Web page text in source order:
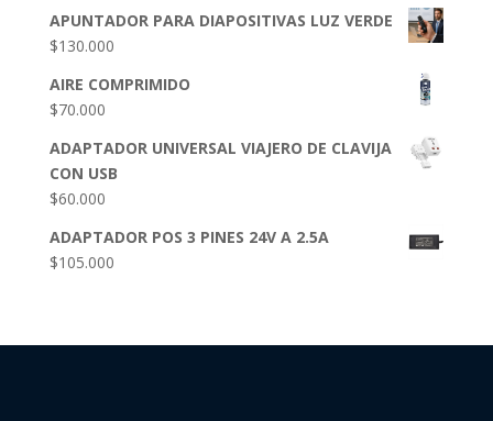
APUNTADOR PARA DIAPOSITIVAS LUZ VERDE
$130.000
AIRE COMPRIMIDO
$70.000
ADAPTADOR UNIVERSAL VIAJERO DE CLAVIJA
CON USB
$60.000
ADAPTADOR POS 3 PINES 24V A 2.5A
$105.000